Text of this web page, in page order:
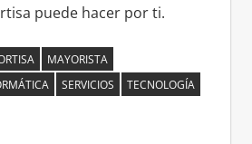
puede hacer por ti.
MAYORISTA
SERVICIOS
TECNOLOGÍA